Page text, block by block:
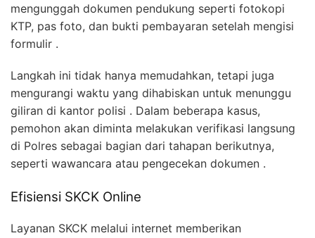
mengunggah dokumen pendukung seperti fotokopi
KTP, pas foto, dan bukti pembayaran setelah mengisi
formulir .
Langkah ini tidak hanya memudahkan, tetapi juga
mengurangi waktu yang dihabiskan untuk menunggu
giliran di kantor polisi . Dalam beberapa kasus,
pemohon akan diminta melakukan verifikasi langsung
di Polres sebagai bagian dari tahapan berikutnya,
seperti wawancara atau pengecekan dokumen .
Efisiensi SKCK Online
Layanan SKCK melalui internet memberikan